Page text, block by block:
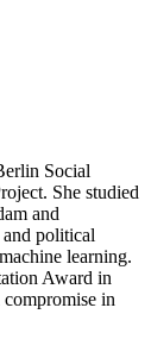
Social
She studied
and
and political
learning.
Award in
in